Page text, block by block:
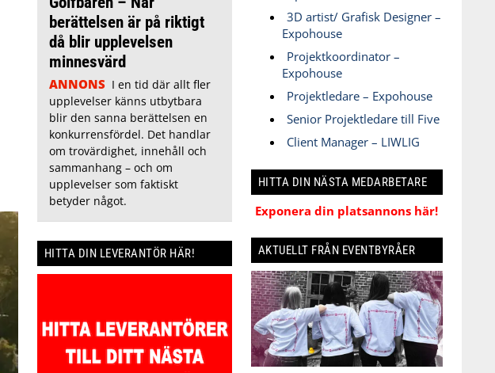
berättelsen är på riktigt
då blir upplevelsen
minnesvärd
ANNONS I en tid där allt fler
upplevelser känns utbytbara
blir den sanna berättelsen en
konkurrensfördel. Det handlar
om trovärdighet, innehåll och
sammanhang – och om
upplevelser som faktiskt
betyder något.
HITTA DIN LEVERANTÖR HÄR!
3D artist/ Grafisk Designer –
Expohouse
Projektkoordinator –
Expohouse
Projektledare – Expohouse
Senior Projektledare till Five
Client Manager – LIWLIG
HITTA DIN NÄSTA MEDARBETARE
Exponera din platsannons här!
AKTUELLT FRÅN EVENTBYRÅER